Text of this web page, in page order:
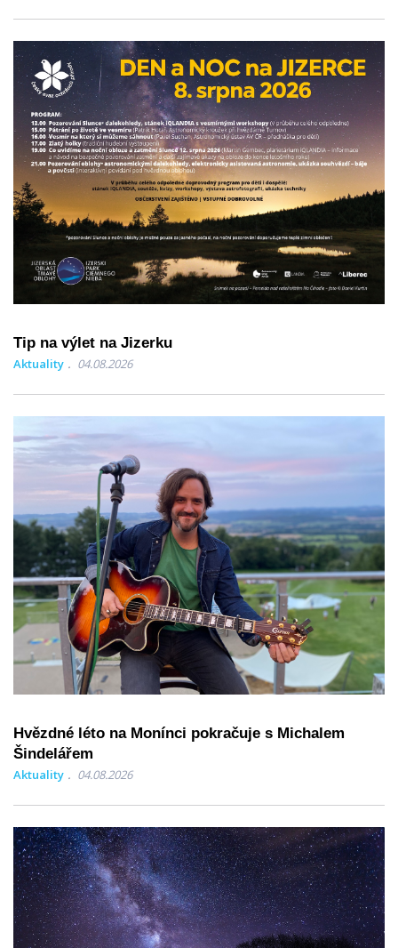
Tip na výlet na Jizerku
Aktuality 04.08.2026
Hvězdné léto na Monínci pokračuje s Michalem
Šindelářem
Aktuality 04.08.2026